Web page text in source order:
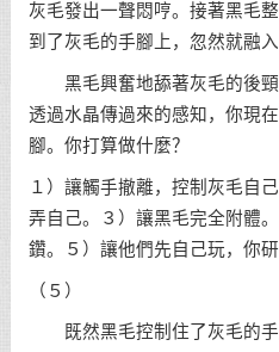
灰毛發出一聲悶哼。接著黑毛
到了灰毛的手腳上，忽然就融
黑毛興奮地舔著灰毛的後頸
透過水晶傳過來的感知，你現
腳。你打算做什麼？
１）讓觸手撤離，控制灰毛自
弄自己。３）讓黑毛完全附體
鑽。５）讓他們先自己玩，你
（５）
既然黑毛控制住了灰毛的手